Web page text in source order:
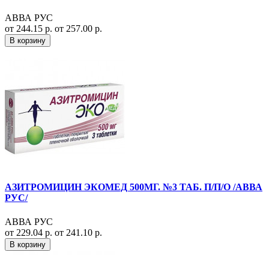
АВВА РУС
от 244.15 р. от 257.00 р.
В корзину
АЗИТРОМИЦИН ЭКОМЕД 500МГ. №3 ТАБ. П/П/О /АВВА
РУС/
АВВА РУС
от 229.04 р. от 241.10 р.
В корзину